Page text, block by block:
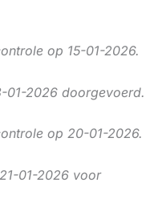
op 15-01-2026.
01-2026 doorgevoerd.
op 20-01-2026.
01-2026 voor